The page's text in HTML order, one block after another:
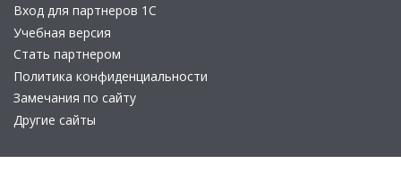
Вход для партнеров 1С
Учебная версия
Стать партнером
Политика конфиденциальности
Замечания по сайту
Другие сайты